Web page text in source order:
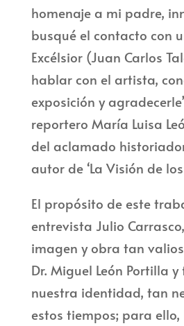
homenaje a mi padre,
busqué el contacto con
Excélsior (Juan Carlos
hablar con el artista,
exposición y
reportero María Luisa
del aclamado
autor de ‘La Visión de los
El propósito de este
entrevista Julio
imagen y obra tan
Dr. Miguel León Portilla
nuestra identidad, tan
estos tiempos; para